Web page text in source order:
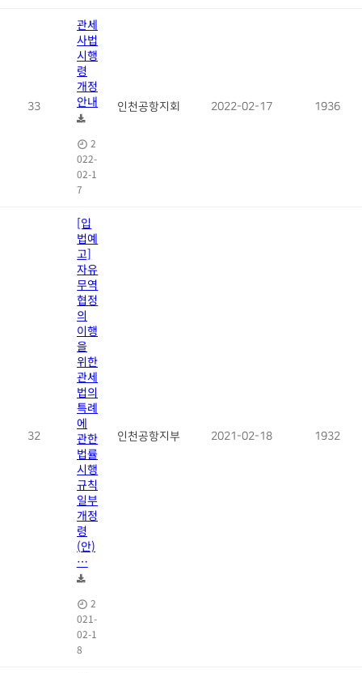
33
관세
사법
시행
령
개정
안내
2
022-
02-1
7
인천공항지회 2022-02-17 1936
32
[입
법예
고]
자유
무역
협정
의
이행
을
위한
관세
법의
특례
에
관한
법률
시행
규칙
일부
개정
령
(안)
…
2
021-
02-1
8
인천공항지부 2021-02-18 1932